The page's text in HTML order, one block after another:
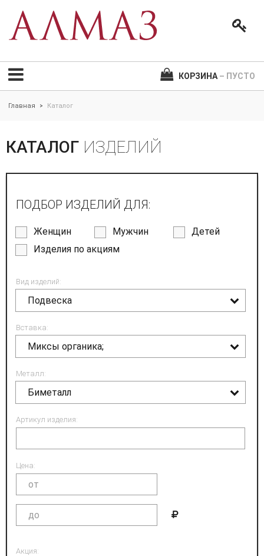
КОРЗИНА – ПУСТО
Главная > Каталог
КАТАЛОГ ИЗДЕЛИЙ
ПОДБОР ИЗДЕЛИЙ ДЛЯ:
Женщин Мужчин
Детей
Изделия по акциям
Вид изделий:
Подвеска
Вставка:
Миксы органика;
Металл:
Биметалл
Артикул изделия:
Цена:
Акция: